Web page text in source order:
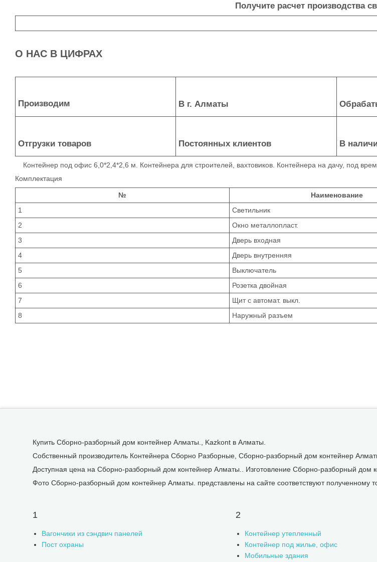
Получите расчет производства
О НАС В ЦИФРАХ
Производим В г. Алматы
Отгрузки товаров Постоянных клиентов В
Контейнер под офис 6,0*2,4*2,6 м. Контейнера для строителей, вахтовиков. Контейнера на дачу, под
Комплектация
№ Наименование
1
Светильник
2
Окно металлопласт.
3
Дверь входная
4
Дверь внутренняя
5
Выключатель
6
Розетка двойная
7
Щит с автомат. выкл.
8
Наружный разъем
Купить Сборно-разборный дом контейнер Алматы., Kazkont в Алматы.
Собственный производитель Контейнера Сборно Разборные, Сборно-разборный дом контейнер
Доступная цена на Сборно-разборный дом контейнер Алматы.. Изготовление Сборно-разборный
Фото Сборно-разборный дом контейнер Алматы. представлены на сайте соответствуют полученному
1
Вагончики из сэндвич панелей
Пост охраны
2
Контейнер утепленный
Контейнер под жилье, офис
Мобильные здания